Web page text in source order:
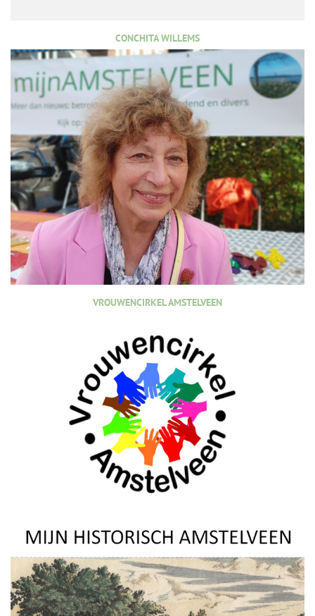
CONCHITA WILLEMS
VROUWENCIRKEL AMSTELVEEN